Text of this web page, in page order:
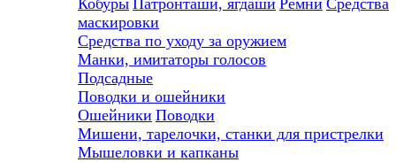
маскировки
Средства по уходу за оружием
Манки, имитаторы голосов
Подсадные
Поводки и ошейники
Ошейники Поводки
Мишени, тарелочки, станки для пристрелки
Мышеловки и капканы